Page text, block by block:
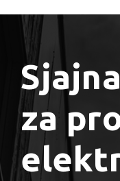
za